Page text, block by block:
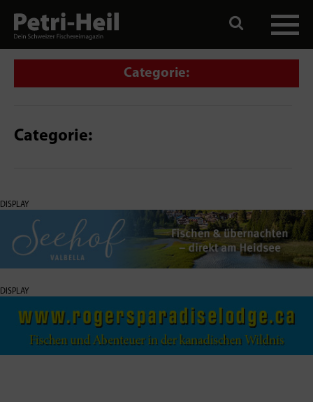
Categorie:
Categorie:
DISPLAY
DISPLAY